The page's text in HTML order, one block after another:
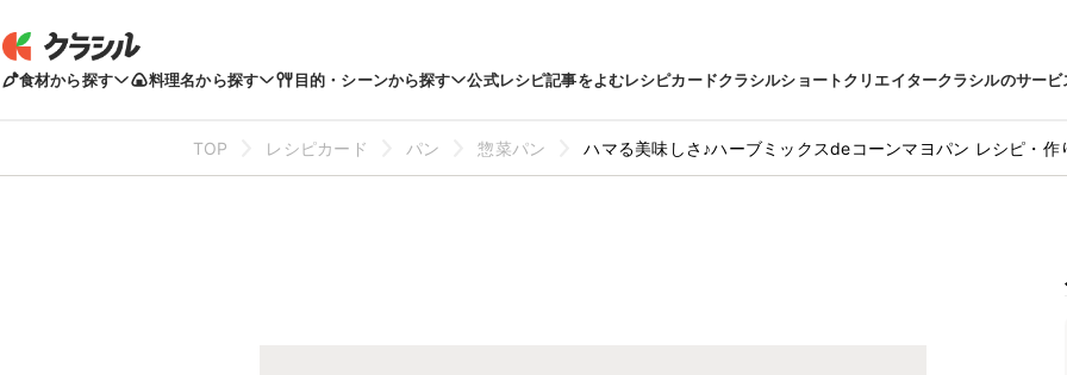
食材から探す 料理名から探す 目的・シーンから探す 公式レシピ記事をよむレシピカードクラシルショートクリエイタークラシルのサービ
TOP レシピカード パン 惣菜パン ハマる美味しさ♪ハーブミックスdeコーンマヨパン レシピ・作